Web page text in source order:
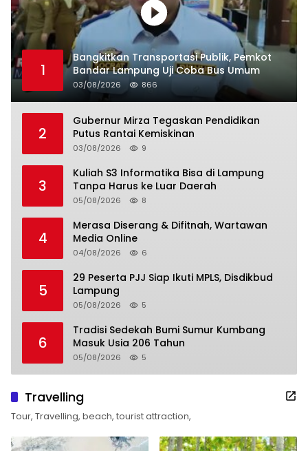
1
Bangkitkan Transportasi Publik, Pemkot
Bandar Lampung Uji Coba Bus Umum
03/08/2026 866
2
Gubernur Mirza Tegaskan Pendidikan
Putus Rantai Kemiskinan
03/08/2026 9
3
Kuliah S3 Informatika Bisa di Lampung
Tanpa Harus ke Luar Daerah
05/08/2026 8
4
Merasa Diserang & Difitnah, Wartawan
Media Online
04/08/2026 6
5
29 Peserta PJJ Siap Ikuti MPLS, Disdikbud
Lampung
05/08/2026 5
6
Tradisi Sedekah Bumi Sumur Kumbang
Masuk Usia 206 Tahun
05/08/2026 5
Travelling
Tour, Travelling, beach, tourist attraction,